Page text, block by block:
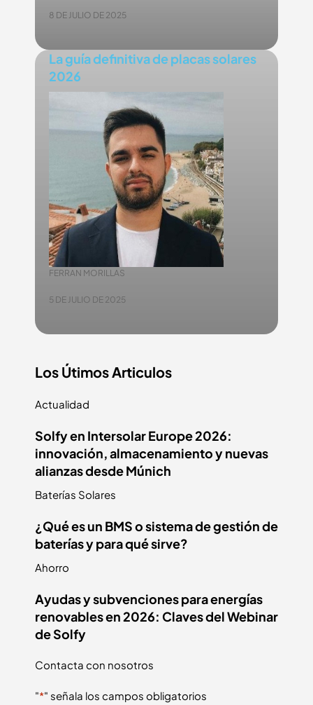
8 DE JULIO DE 2025
La guía definitiva de placas solares
2026
FERRAN MORILLAS
5 DE JULIO DE 2025
Los Útimos Articulos
Actualidad
Solfy en Intersolar Europe 2026:
innovación, almacenamiento y nuevas
alianzas desde Múnich
Baterías Solares
¿Qué es un BMS o sistema de gestión de
baterías y para qué sirve?
Ahorro
Ayudas y subvenciones para energías
renovables en 2026: Claves del Webinar
de Solfy
Contacta con nosotros
"*" señala los campos obligatorios